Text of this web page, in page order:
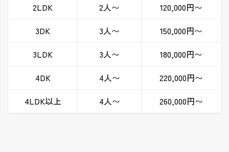
2LDK
2人〜
120,000円〜
3DK
3人〜
150,000円〜
3LDK
3人〜
180,000円〜
4DK
4人〜
220,000円〜
4LDK以上
4人〜 260,000円〜